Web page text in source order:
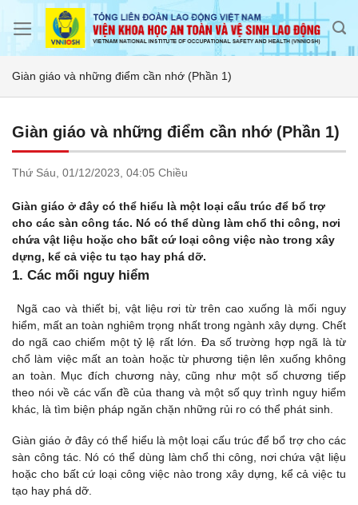
Giàn giáo và những điểm cần nhớ (Phần 1)
Giàn giáo và những điểm cần nhớ (Phần 1)
Thứ Sáu, 01/12/2023, 04:05 Chiều
Giàn giáo ở đây có thể hiểu là một loại cấu trúc để bổ trợ
cho các sàn công tác. Nó có thể dùng làm chổ thi công, nơi
chứa vật liệu hoặc cho bất cứ loại công việc nào trong xây
dựng, kể cả việc tu tạo hay phá dỡ.
1. Các mối nguy hiểm
Ngã cao và thiết bị, vật liệu rơi từ trên cao xuống là mối nguy
hiểm, mất an toàn nghiêm trọng nhất trong ngành xây dựng. Chết
do ngã cao chiếm một tỷ lệ rất lớn. Đa số trường hợp ngã là từ
chổ làm việc mất an toàn hoặc từ phương tiện lên xuống không
an toàn. Mục đích chương này, cũng như một số chương tiếp
theo nói về các vấn đề của thang và một số quy trình nguy hiểm
khác, là tìm biện pháp ngăn chặn những rủi ro có thể phát sinh.
Giàn giáo ở đây có thể hiểu là một loại cấu trúc để bổ trợ cho các
sàn công tác. Nó có thể dùng làm chổ thi công, nơi chứa vật liệu
hoặc cho bất cứ loại công việc nào trong xây dựng, kể cả việc tu
tạo hay phá dỡ.